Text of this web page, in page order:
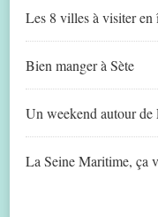
Les 8 villes à visiter
Bien manger à Sète
Un weekend autour
La Seine Maritime, ça